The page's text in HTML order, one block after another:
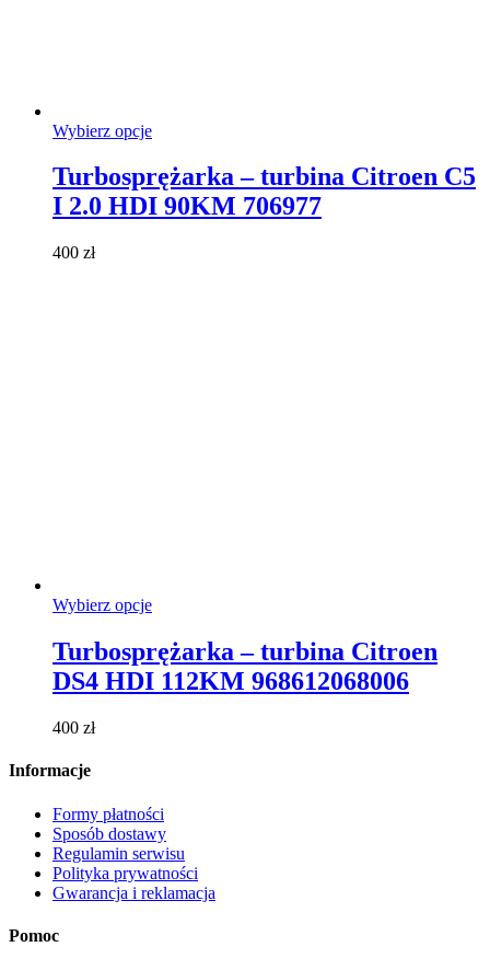
Wybierz opcjeTen
ma
wiele
wariantów.
Turbosprężarka – turbina Citroen C5
I 2.0 HDI 90KM 706977
400 zł
Wybierz opcjeTen
wiele
wariantów.
Turbosprężarka – turbina Citroen
DS4 HDI 112KM 968612068006
400 zł
Informacje
Formy płatności
Sposób dostawy
Regulamin serwisu
Polityka prywatności
Gwarancja i reklamacja
Pomoc